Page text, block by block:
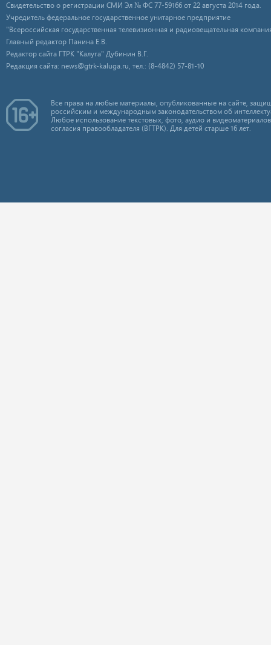
Свидетельство о регистрации СМИ Эл № ФС 77-59166 от 22 августа 2014 года.
Учредитель федеральное государственное унитарное предприятие
"Всероссийская государственная телевизионная и радиовещательная
Главный редактор Панина Е.В.
Редактор сайта ГТРК "Калуга" Дубинин В.Г.
Редакция сайта: news@gtrk-kaluga.ru, тел.: (8-4842) 57-81-10
Все права на любые материалы, опубликованные на сайте,
российским и международным законодательством об
Любое использование текстовых, фото, аудио и
согласия правообладателя (ВГТРК). Для детей старше 16 лет.